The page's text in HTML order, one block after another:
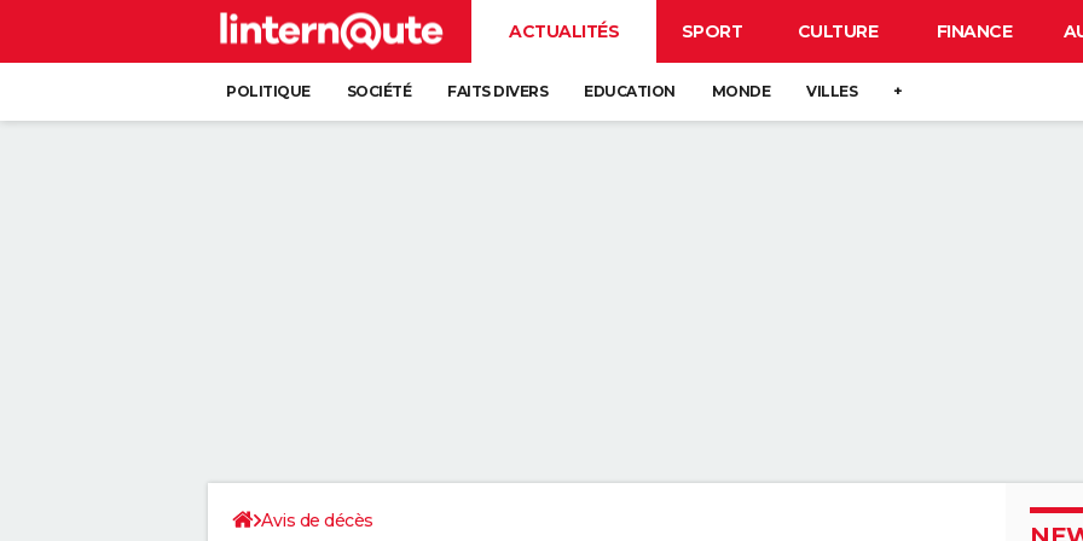
ACTUALITÉS SPORT CULTURE FINANCE
POLITIQUE SOCIÉTÉ FAITS DIVERS EDUCATION MONDE VILLES +
Avis de décès